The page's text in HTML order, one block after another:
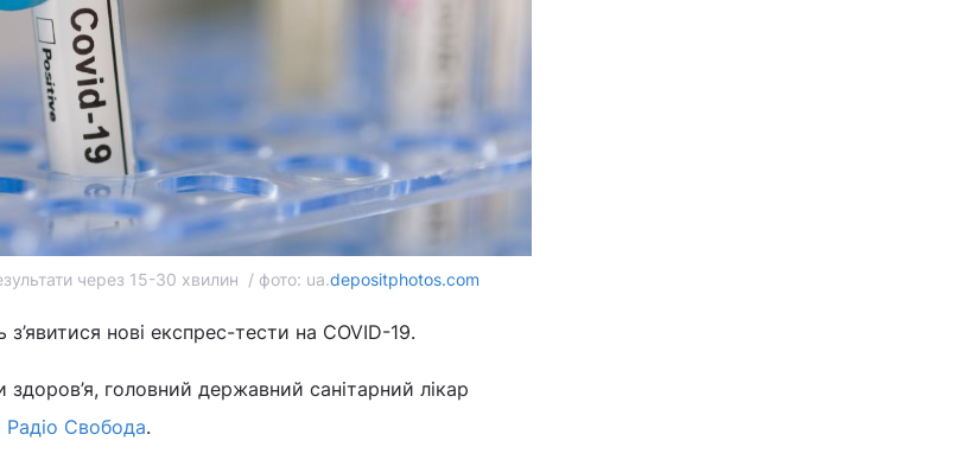
через 15-30 хвилин / фото: ua.depositphotos.com
нові експрес-тести на COVID-19.
головний державний санітарний лікар
Радіо Свобода.